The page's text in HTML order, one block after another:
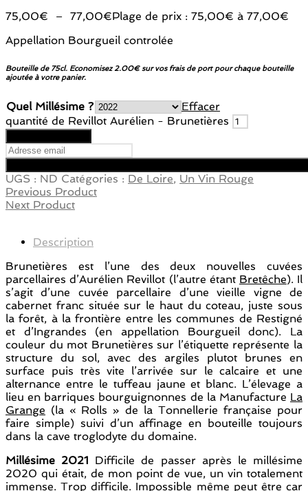
75,00€ – 77,00€Plage de prix : 75,00€ à 77,00€
Appellation Bourgueil controlée
Bouteille de 75cl. Economisez 2.00€ sur vos frais de port pour chaque bouteille
ajoutée à votre panier.
Quel Millésime ?
Effacer
quantité de Revillot Aurélien - Brunetières
UGS : ND Catégories : De Loire, Un Vin Rouge
Previous Product
Next Product
Description
Brunetières est l’une des deux nouvelles cuvées
parcellaires d’Aurélien Revillot (l’autre étant Bretêche). Il
s’agit d’une cuvée parcellaire d’une vieille vigne de
cabernet franc située sur le haut du coteau, juste sous
la forêt, à la frontière entre les communes de Restigné
et d’Ingrandes (en appellation Bourgueil donc). La
couleur du mot Brunetières sur l’étiquette représente la
structure du sol, avec des argiles plutot brunes en
surface puis très vite l’arrivée sur le calcaire et une
alternance entre le tuffeau jaune et blanc. L’élevage a
lieu en barriques bourguignonnes de la Manufacture La
Grange (la « Rolls » de la Tonnellerie française pour
faire simple) suivi d’un affinage en bouteille toujours
dans la cave troglodyte du domaine.
Millésime 2021 Difficile de passer après le millésime
2020 qui était, de mon point de vue, un vin totalement
immense. Trop difficile. Impossible même peut être car